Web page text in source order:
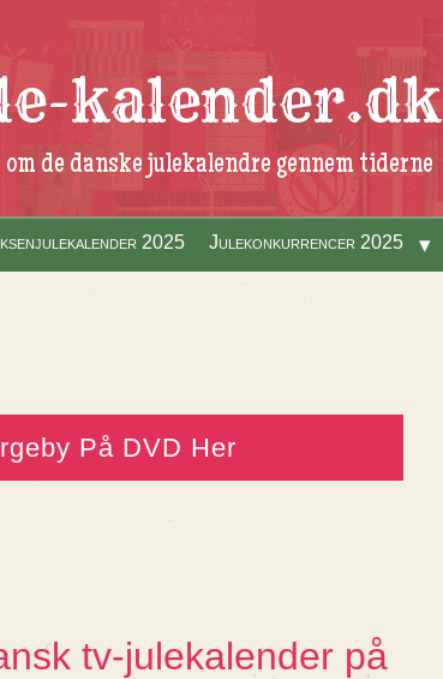
kalender.dk
de danske julekalendre gennem tiderne
2025 Julekonkurrencer 2025
På DVD Her
tv-julekalender på